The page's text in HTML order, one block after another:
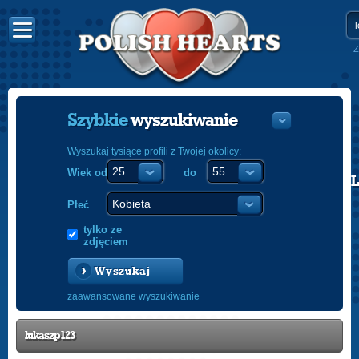
POLISH
Szybkiewyszukiwanie
Wyszukaj tysiące profili z Twojej okolicy:
Wiek od do
Płeć
tylko ze
zdjęciem
Wyszukaj
zaawansowane wyszukiwanie
lukaszp123